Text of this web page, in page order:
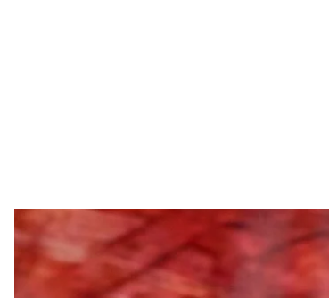
Певец Олег Винник заявил о
Раду. Также он вместе с первым